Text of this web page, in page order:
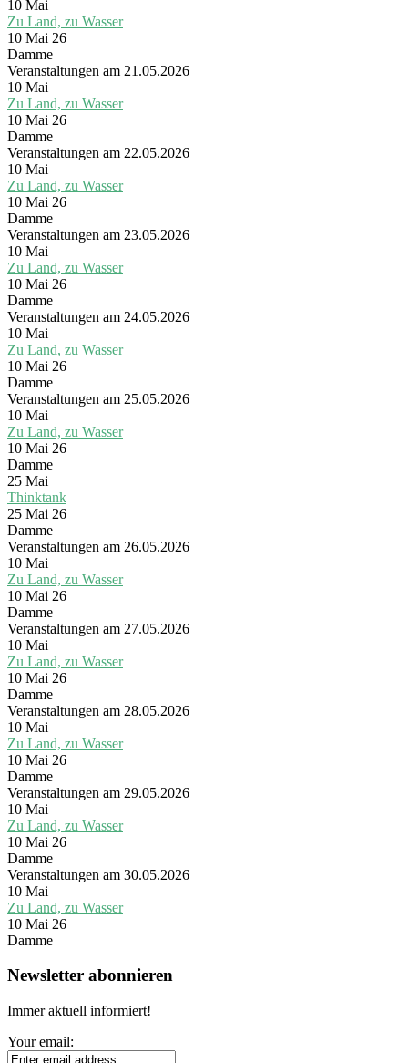
10 Mai
Zu Land, zu Wasser
10 Mai 26
Damme
Veranstaltungen am 21.05.2026
10 Mai
Zu Land, zu Wasser
10 Mai 26
Damme
Veranstaltungen am 22.05.2026
10 Mai
Zu Land, zu Wasser
10 Mai 26
Damme
Veranstaltungen am 23.05.2026
10 Mai
Zu Land, zu Wasser
10 Mai 26
Damme
Veranstaltungen am 24.05.2026
10 Mai
Zu Land, zu Wasser
10 Mai 26
Damme
Veranstaltungen am 25.05.2026
10 Mai
Zu Land, zu Wasser
10 Mai 26
Damme
25 Mai
Thinktank
25 Mai 26
Damme
Veranstaltungen am 26.05.2026
10 Mai
Zu Land, zu Wasser
10 Mai 26
Damme
Veranstaltungen am 27.05.2026
10 Mai
Zu Land, zu Wasser
10 Mai 26
Damme
Veranstaltungen am 28.05.2026
10 Mai
Zu Land, zu Wasser
10 Mai 26
Damme
Veranstaltungen am 29.05.2026
10 Mai
Zu Land, zu Wasser
10 Mai 26
Damme
Veranstaltungen am 30.05.2026
10 Mai
Zu Land, zu Wasser
10 Mai 26
Damme
Newsletter abonnieren
Immer aktuell informiert!
Your email: